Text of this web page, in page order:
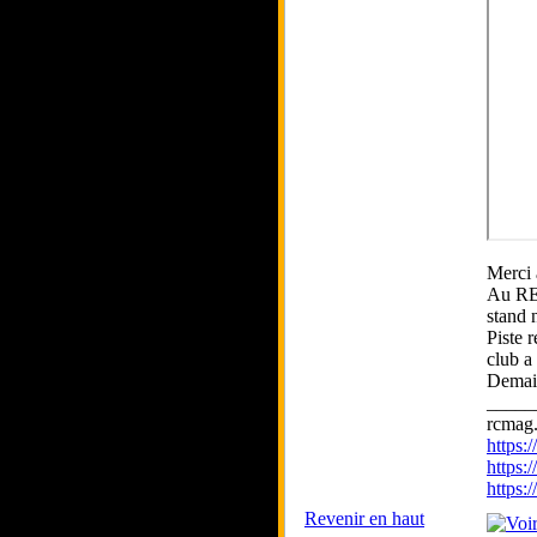
Merci
Au
stand
Piste
club a
Revenir en haut